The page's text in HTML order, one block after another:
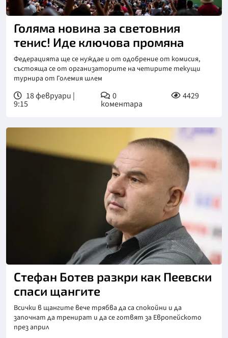
Голяма новина за световния
тенис! Иде ключова промяна
Федерацията ще се нуждае и от одобрение от комисия,
състояща се от организаторите на четирите текущи
турнира от Големия шлем
18 февруари |
9:15
0
коментара
4429
Стефан Ботев разкри как Пеевски
спаси щангите
Всички в щангите вече трябва да са спокойни и да
започнат да тренират и да се готвят за Европейското
през април